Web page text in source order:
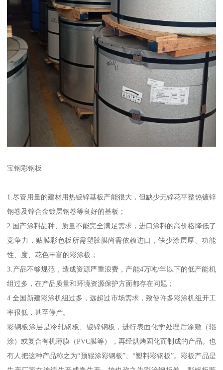
宝钢彩钢板
1.尽管用量的建材用热镀锌基板产能很大，但缺少无锌花平整热镀锌
钢卷及锌合金镀层钢卷等良好的基板；
2.国产涂料品种、质量不能完全满足需求，进口涂料的高价格降低了
竞争力，贴膜彩色板所需塑胶膜尚需依赖进口，缺少涂层厚、功能
性、度、花色丰富的彩涂板；
3.产品不够规范，造成资源严重浪费，产能4万吨/年以下的低产能机
组过多，在产品质量和环境资源保护方面都存在问题；
4.全国新建彩涂机组过多，远超过市场需求，致使许多彩涂机组开工
率很低，甚至停产。
彩钢板涂层是冷轧钢板、镀锌钢板，进行表面化学处理后涂敷（辊
涂）或复合有机薄膜（PVC膜等），再经烘烤固化而制成的产品。也
有人把这种产品称之为“预辊涂彩钢板”、“塑料彩钢板”。彩板产品是